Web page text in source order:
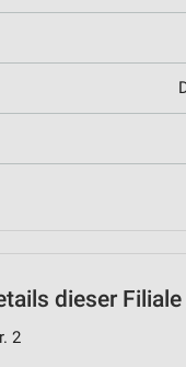
dieser
2